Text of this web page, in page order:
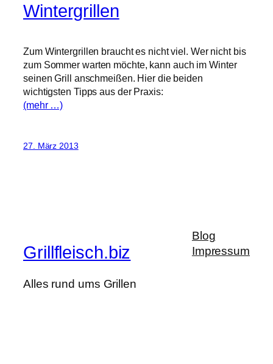
Wintergrillen
Zum Wintergrillen braucht es nicht viel. Wer nicht bis
zum Sommer warten möchte, kann auch im Winter
seinen Grill anschmeißen. Hier die beiden
wichtigsten Tipps aus der Praxis:
(mehr …)
27. März 2013
Grillfleisch.biz
Alles rund ums Grillen
Blog
Impressum